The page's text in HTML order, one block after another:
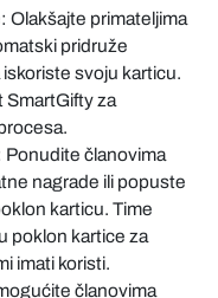
Olakšajte primateljima
pridruže
svoju karticu.
SmartGifty za
članovima
nagrade ili popuste
karticu. Time
poklon kartice za
imati koristi.
članovima